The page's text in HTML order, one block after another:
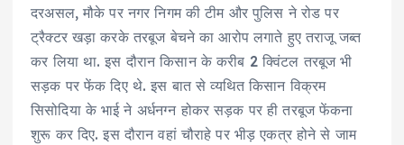
दरअसल, मौके पर नगर निगम की टीम और पुलिस ने रोड पर
ट्रैक्टर खड़ा करके तरबूज बेचने का आरोप लगाते हुए तराजू जब्त
कर लिया था. इस दौरान किसान के करीब 2 क्विंटल तरबूज भी
सड़क पर फेंक दिए थे. इस बात से व्यथित किसान विक्रम
सिसोदिया के भाई ने अर्धनग्न होकर सड़क पर ही तरबूज फेंकना
शुरू कर दिए. इस दौरान वहां चौराहे पर भीड़ एकत्र होने से जाम